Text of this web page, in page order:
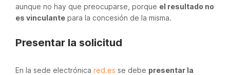
aunque no hay que preocuparse, porque el resultado no
es vinculante para la concesión de la misma.
Presentar la solicitud
En la sede electrónica red.es se debe presentar la